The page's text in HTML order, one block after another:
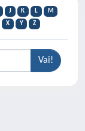
J K L
M
X Y Z